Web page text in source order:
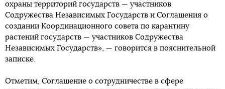
охраны территорий государств — участников
Содружества Независимых Государств и Соглашения о
создании Координационного совета по карантину
растений государств — участников Содружества
Независимых Государств», — говорится в пояснительной
записке.
Отметим, Соглашение о сотрудничестве в сфере